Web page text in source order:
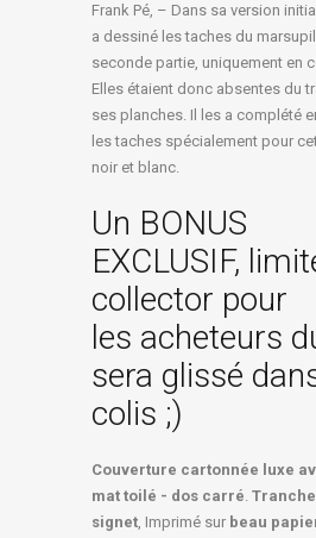
Frank Pé, – Dans sa version
a dessiné les taches du
seconde partie, uniquement en
Elles étaient donc absentes du
ses planches. Il les a complété
les taches spécialement pour
noir et blanc.
Un BONUS
EXCLUSIF,
collector pour
les acheteurs
sera glissé
colis ;)
Couverture cartonnée luxe
mat toilé - dos carré.
signet, Imprimé sur beau